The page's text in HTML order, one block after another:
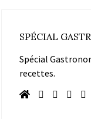
SPÉCIAL
Spécial
recettes.